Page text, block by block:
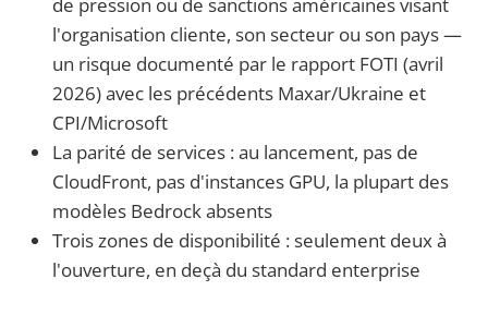
l'organisation cliente, son secteur ou son pays —
un risque documenté par le rapport FOTI (avril
2026) avec les précédents Maxar/Ukraine et
CPI/Microsoft
La parité de services : au lancement, pas de
CloudFront, pas d'instances GPU, la plupart des
modèles Bedrock absents
Trois zones de disponibilité : seulement deux à
l'ouverture, en deçà du standard enterprise